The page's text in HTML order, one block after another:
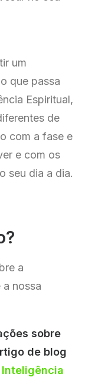
um
que passa
Espiritual,
de
com a fase e
e com os
seu dia a dia.
a
a nossa
sobre
de blog
Inteligência